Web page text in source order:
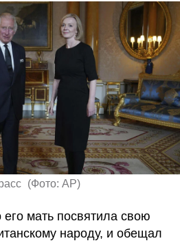
(Фото: AP)
его мать посвятила свою
народу, и обещал